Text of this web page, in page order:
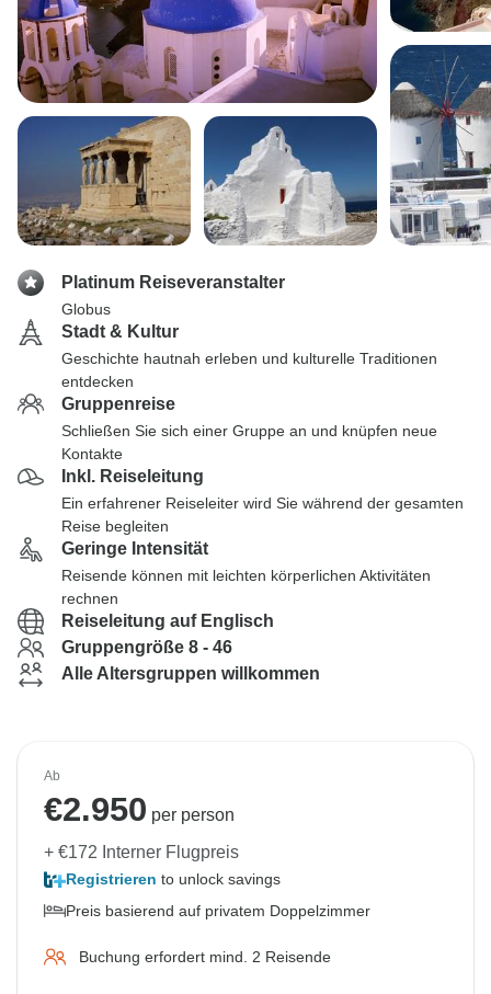
Platinum Reiseveranstalter
Globus
Stadt & Kultur
Geschichte hautnah erleben und kulturelle Traditionen
entdecken
Gruppenreise
Schließen Sie sich einer Gruppe an und knüpfen neue
Kontakte
Inkl. Reiseleitung
Ein erfahrener Reiseleiter wird Sie während der gesamten
Reise begleiten
Geringe Intensität
Reisende können mit leichten körperlichen Aktivitäten
rechnen
Reiseleitung auf Englisch
Gruppengröße 8 - 46
Alle Altersgruppen willkommen
Ab
€2.950 per person
+ €172 Interner Flugpreis
Registrieren to unlock savings
Preis basierend auf privatem Doppelzimmer
Buchung erfordert mind. 2 Reisende